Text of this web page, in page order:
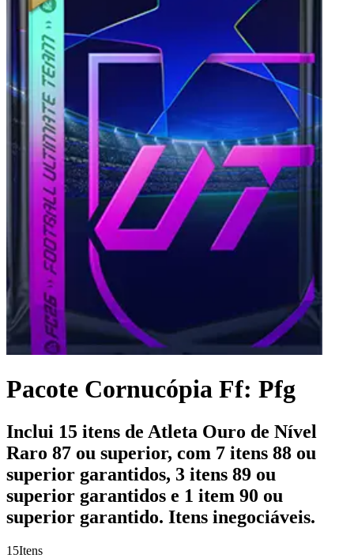
Pacote Cornucópia Ff: Pfg
Inclui 15 itens de Atleta Ouro de Nível
Raro 87 ou superior, com 7 itens 88 ou
superior garantidos, 3 itens 89 ou
superior garantidos e 1 item 90 ou
superior garantido. Itens inegociáveis.
15Itens